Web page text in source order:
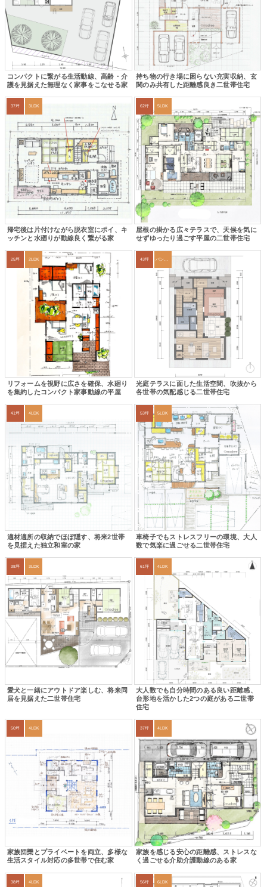
コンパクトに繋がる生活動線、高齢・介
護を見据えた無理なく家事をこなせる家
持ち物の行き場に困らない充実収納、玄
関のみ共有した距離感良き二世帯住宅
37坪 3LDK
帰宅後は片付けながら脱衣室にポイ、キ
ッチンと水廻りが動線良く繋がる家
62坪 5LDK
屋根の掛かる広々テラスで、天候を気に
せずゆったり過ごす平屋の二世帯住宅
25坪 2LDK
リフォームを視野に広さを確保、水廻り
を集約したコンパクト家事動線の平屋
43坪 パントリー
光庭テラスに面した生活空間、吹抜から
各世帯の気配感じる二世帯住宅
41坪 4LDK
適材適所の収納でほぼ隠す、将来2世帯
を見据えた独立和室の家
53坪 5LDK
車椅子でもストレスフリーの環境、大人
数で気楽に過ごせる二世帯住宅
38坪 3LDK
愛犬と一緒にアウトドア楽しむ、将来同
居を見据えた二世帯住宅
61坪 4LDK
大人数でも自分時間のある良い距離感、
台形地を活かした2つの庭がある二世帯
住宅
50坪 4LDK
家族団欒とプライベートを両立、多様な
生活スタイル対応の多世帯で住む家
37坪 4LDK
家族を感じる安心の距離感、ストレスな
く過ごせる介助介護動線のある家
38坪 4LDK 56坪 6LDK